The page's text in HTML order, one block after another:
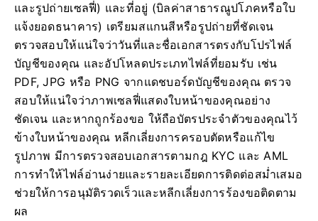
และรูปถ่ายเซลฟี่) และที่อยู่ (บิลค่าสาธารณูปโภคหรือใบ
แจ้งยอดธนาคาร) เตรียมสแกนสีหรือรูปถ่ายที่ชัดเจน
ตรวจสอบให้แน่ใจว่าวันที่และชื่อเอกสารตรงกับโปรไฟล์
บัญชีของคุณ และอัปโหลดประเภทไฟล์ที่ยอมรับ เช่น
PDF, JPG หรือ PNG จากแดชบอร์ดบัญชีของคุณ ตรวจ
สอบให้แน่ใจว่าภาพเซลฟี่แสดงใบหน้าของคุณอย่าง
ชัดเจน และหากถูกร้องขอ ให้ถือบัตรประจำตัวของคุณไว้
ข้างใบหน้าของคุณ หลีกเลี่ยงการครอบตัดหรือแก้ไข
รูปภาพ มีการตรวจสอบเอกสารตามกฎ KYC และ AML
การทำให้ไฟล์อ่านง่ายและรายละเอียดการติดต่อสม่ำเสมอ
ช่วยให้การอนุมัติรวดเร็วและหลีกเลี่ยงการร้องขอติดตาม
ผล